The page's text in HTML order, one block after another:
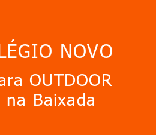
NOVO
OUTDOOR
Baixada